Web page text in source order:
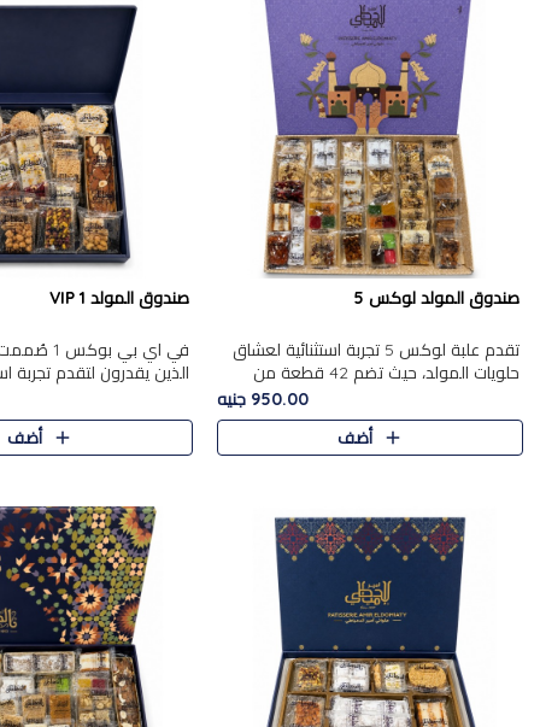
صندوق المولد لوكس 5
تقدم علبة لوكس 5 تجربة استثنائية لعشاق
حلويات المولد، حيث تضم 42 قطعة من
تشكيلة فاخرة تجمع بين أشهر الأصناف
التقليدية وأصناف مميزة مختارة بع..
950.00 جنيه
أضف
صندوق المولد VIP 1
في اي بي
الذين يقدرون لتقدم تجربة
تجمع بين أفخر حلويات
تشكيلة مختارة من الأصناف
أضف